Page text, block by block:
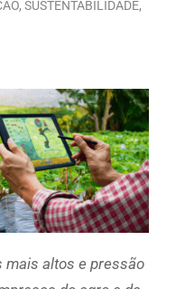
, SUSTENTABILIDADE,
mais altos e pressão